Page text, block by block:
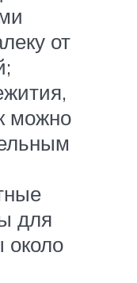
от
можно
для
около